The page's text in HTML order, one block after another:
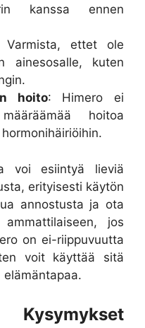
kanssa ennen
Varmista, ettet ole
ainesosalle, kuten
hoito: Himero ei
hoitoa
voi esiintyä lieviä
erityisesti käytön
annostusta ja ota
jos
on ei-riippuvuutta
voit käyttää sitä